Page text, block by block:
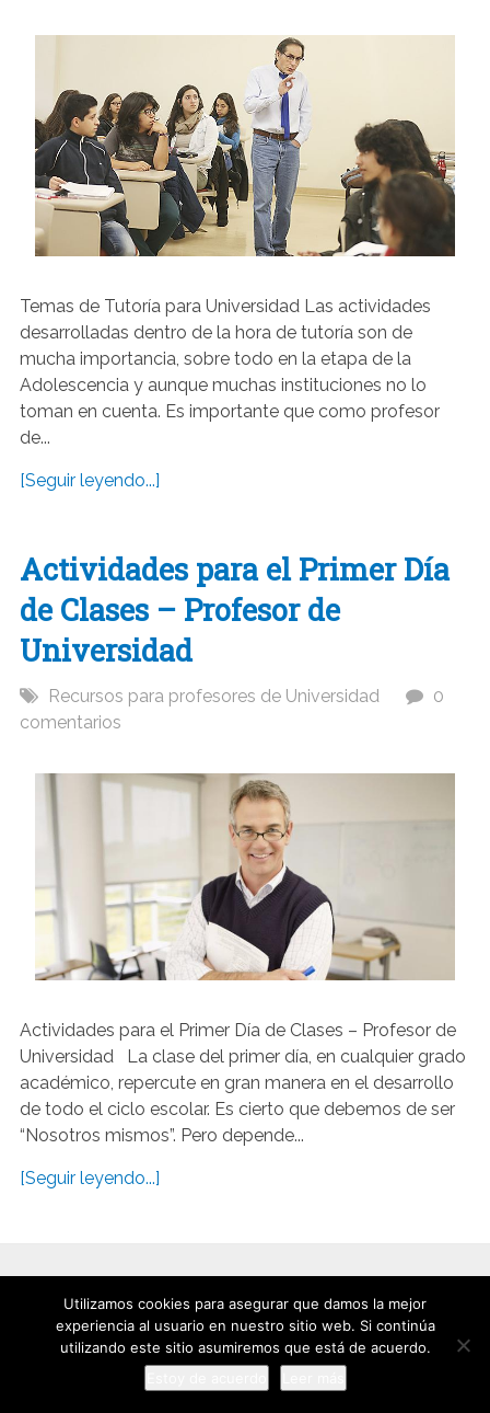
Temas de Tutoría para Universidad Las actividades
desarrolladas dentro de la hora de tutoría son de
mucha importancia, sobre todo en la etapa de la
Adolescencia y aunque muchas instituciones no lo
toman en cuenta. Es importante que como profesor
de...
[Seguir leyendo...]
Actividades para el Primer Día
de Clases – Profesor de
Universidad
Recursos para profesores de Universidad
0
comentarios
Actividades para el Primer Día de Clases – Profesor de
Universidad La clase del primer día, en cualquier grado
académico, repercute en gran manera en el desarrollo
de todo el ciclo escolar. Es cierto que debemos de ser
“Nosotros mismos”. Pero depende...
[Seguir leyendo...]
Utilizamos cookies para asegurar que damos la mejor
experiencia al usuario en nuestro sitio web. Si continúa
utilizando este sitio asumiremos que está de acuerdo.